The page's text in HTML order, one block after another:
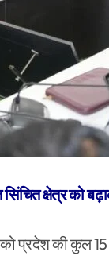
सिंचित क्षेत्र को
को प्रदेश की कुल